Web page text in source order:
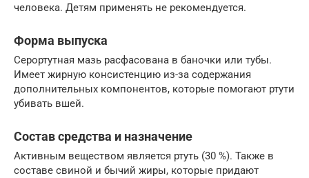
человека. Детям применять не рекомендуется.
Форма выпуска
Серортутная мазь расфасована в баночки или тубы.
Имеет жирную консистенцию из-за содержания
дополнительных компонентов, которые помогают ртути
убивать вшей.
Состав средства и назначение
Активным веществом является ртуть (30 %). Также в
составе свиной и бычий жиры, которые придают